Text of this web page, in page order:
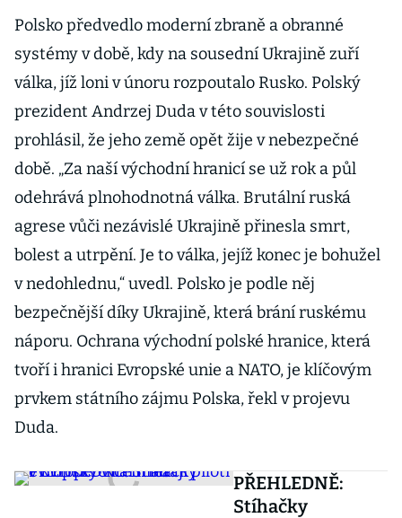
Polsko předvedlo moderní zbraně a obranné
systémy v době, kdy na sousední Ukrajině zuří
válka, jíž loni v únoru rozpoutalo Rusko. Polský
prezident Andrzej Duda v této souvislosti
prohlásil, že jeho země opět žije v nebezpečné
době. „Za naší východní hranicí se už rok a půl
odehrává plnohodnotná válka. Brutální ruská
agrese vůči nezávislé Ukrajině přinesla smrt,
bolest a utrpění. Je to válka, jejíž konec je bohužel
v nedohlednu,“ uvedl. Polsko je podle něj
bezpečnější díky Ukrajině, která brání ruskému
náporu. Ochrana východní polské hranice, která
tvoří i hranici Evropské unie a NATO, je klíčovým
prvkem státního zájmu Polska, řekl v projevu
Duda.
PŘEHLEDNĚ:
Stíhačky